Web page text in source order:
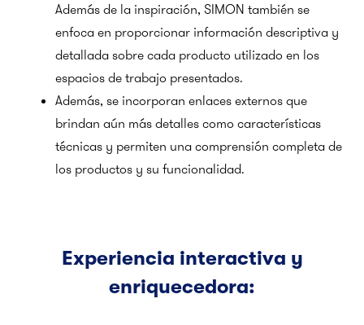
Además de la inspiración, SIMON también se
enfoca en proporcionar información descriptiva y
detallada sobre cada producto utilizado en los
espacios de trabajo presentados.
Además, se incorporan enlaces externos que
brindan aún más detalles como características
técnicas y permiten una comprensión completa de
los productos y su funcionalidad.
Experiencia interactiva y
enriquecedora: